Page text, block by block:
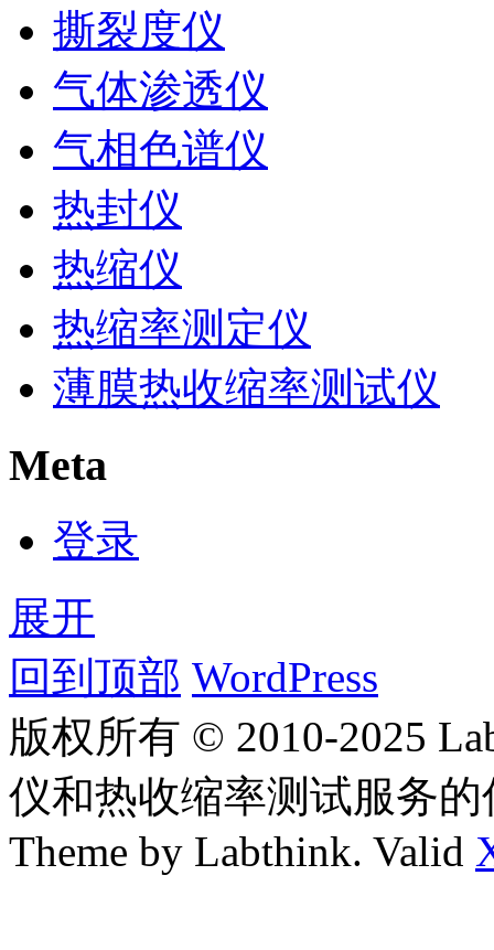
撕裂度仪
气体渗透仪
气相色谱仪
热封仪
热缩仪
热缩率测定仪
薄膜热收缩率测试仪
Meta
登录
展开
回到顶部 WordPress
版权所有 © 2010-2025
仪和热收缩率测试服务
Theme by Labthink. Valid